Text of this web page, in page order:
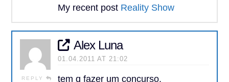
My recent post Reality Show
REPLY
Alex Luna
01.04.2011 AT 21:02
tem q fazer um concurso.